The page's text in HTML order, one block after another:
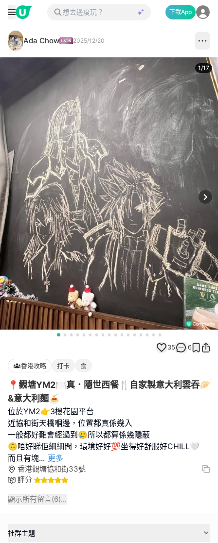
下載App
Ada Chow 2025/12/20
1/17
35 6
香港攻略 打卡 食
📍觀塘YM2🍽️真．隱世西餐🍴自家製意大利雲吞🥟
&意大利麵🍝
位於YM2👉3樓花園平台
近協和街天橋嗰邊，位置都真係幾入
一般都好難會經過到🥲所以都算係幾隱蔽
🙃唔好睇佢細細間，環境好好💯坐得好舒服好CHILL🤍
而且有塊... 更多
香港觀塘協和街33號
評分
顯示所有留言(6)...
社群主題